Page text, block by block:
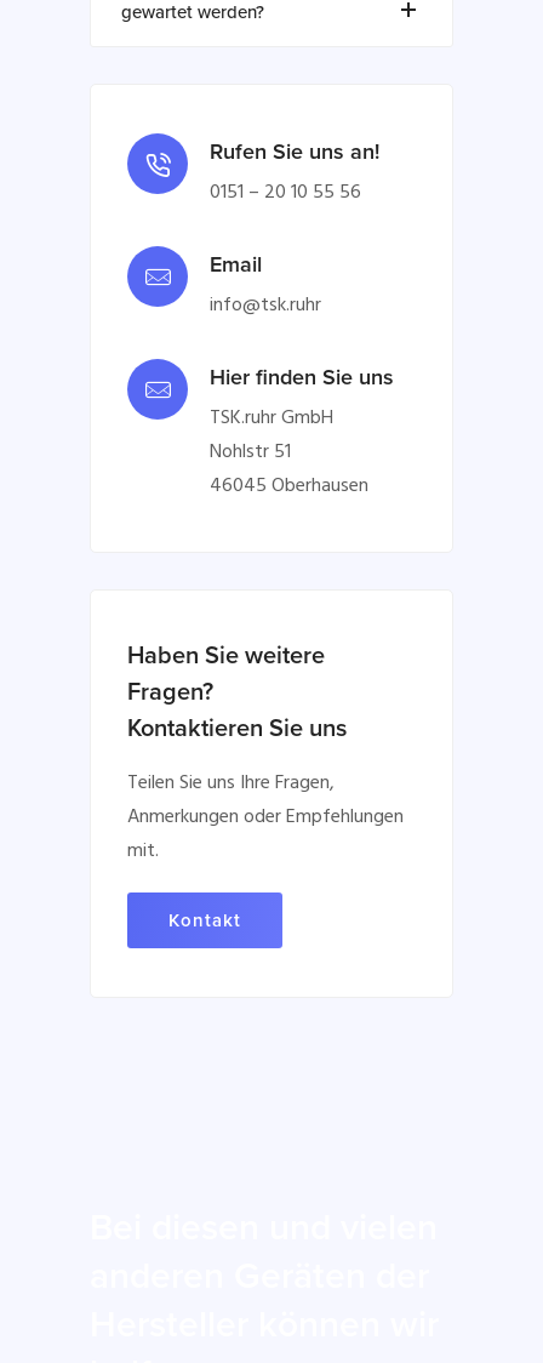
gewartet werden?
Rufen Sie uns an!
0151 – 20 10 55 56
Email
info@tsk.ruhr
Hier finden Sie uns
TSK.ruhr GmbH
Nohlstr 51
46045 Oberhausen
Haben Sie weitere
Fragen?
Kontaktieren Sie uns
Teilen Sie uns Ihre Fragen,
Anmerkungen oder Empfehlungen
mit.
Kontakt